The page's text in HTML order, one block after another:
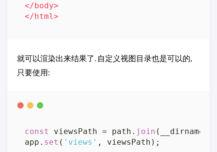
</body>
</html>
就可以渲染出来结果了. 自定义视图目录也是可以的,
只要使用:
const viewsPath = path. join (__dirname,
app. set ( 'views'